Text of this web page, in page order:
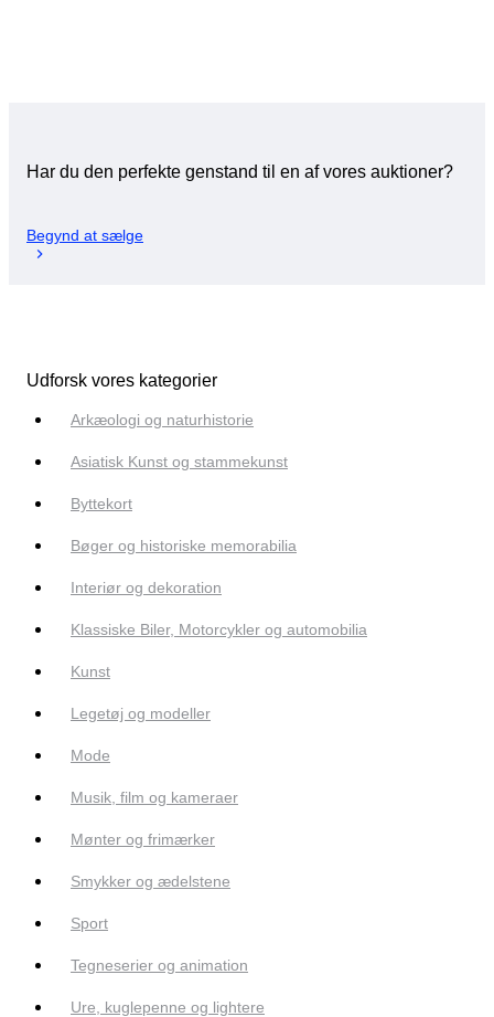
Har du den perfekte genstand til en af vores auktioner?
Begynd at sælge
Udforsk vores kategorier
Arkæologi og naturhistorie
Asiatisk Kunst og stammekunst
Byttekort
Bøger og historiske memorabilia
Interiør og dekoration
Klassiske Biler, Motorcykler og automobilia
Kunst
Legetøj og modeller
Mode
Musik, film og kameraer
Mønter og frimærker
Smykker og ædelstene
Sport
Tegneserier og animation
Ure, kuglepenne og lightere